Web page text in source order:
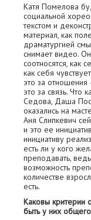
Катя Помелова
социальной
текстом и
материал, как
драматургией
снимает видео.
соотносятся, как
как себя
это за
это за связь. Что
Седова, Даша
оказались на
Аня Слипкевич
и это ее
инициативу
есть ли у кого
преподавать,
возможность
количестве
есть.
Каковы критерии
быть у них